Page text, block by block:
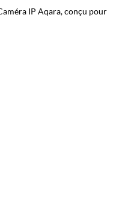
IP Aqara, conçu pour